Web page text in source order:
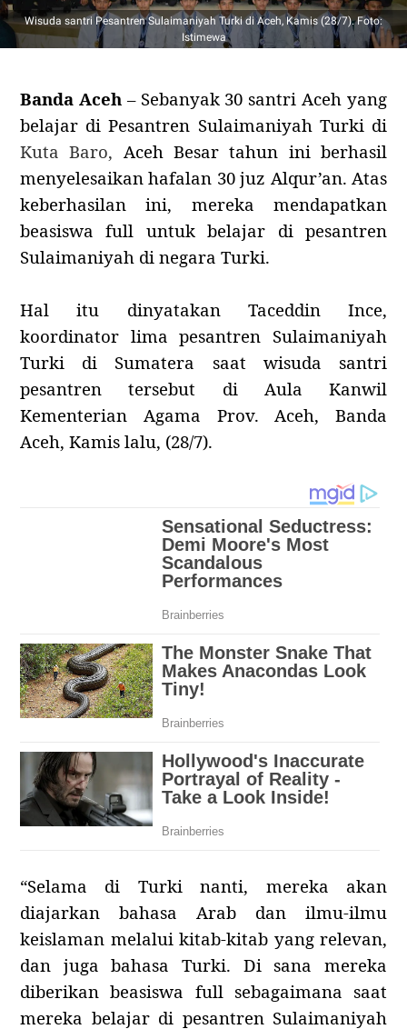
Wisuda santri Pesantren Sulaimaniyah Turki di Aceh, Kamis (28/7). Foto:
Istimewa
Banda Aceh– Sebanyak 30 santri Aceh yang
belajar di Pesantren Sulaimaniyah Turki di
Kuta Baro, Aceh Besar tahun ini berhasil
menyelesaikan hafalan 30 juz Alqur’an. Atas
keberhasilan ini, mereka mendapatkan
beasiswa full untuk belajar di pesantren
Sulaimaniyah di negara Turki.
Hal itu dinyatakan Taceddin Ince,
koordinator lima pesantren Sulaimaniyah
Turki di Sumatera saat wisuda santri
pesantren tersebut di Aula Kanwil
Kementerian Agama Prov. Aceh, Banda
Aceh, Kamis lalu, (28/7).
“Selama di Turki nanti, mereka akan
diajarkan bahasa Arab dan ilmu-ilmu
keislaman melalui kitab-kitab yang relevan,
dan juga bahasa Turki. Di sana mereka
diberikan beasiswa full sebagaimana saat
mereka belajar di pesantren Sulaimaniyah